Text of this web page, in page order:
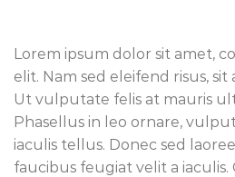
Lorem ipsum dolor sit amet,
elit. Nam sed eleifend risus,
Ut vulputate felis at mauris
Phasellus in leo ornare,
iaculis tellus. Donec sed
faucibus feugiat velit a iaculis.